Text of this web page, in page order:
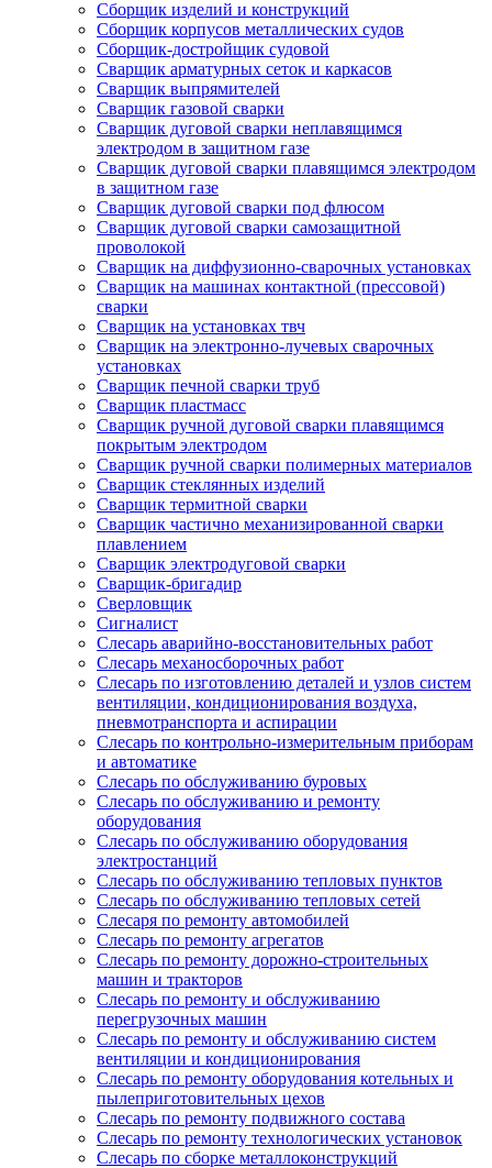
Сборщик изделий и конструкций
Сборщик корпусов металлических судов
Сборщик-достройщик судовой
Сварщик арматурных сеток и каркасов
Сварщик выпрямителей
Сварщик газовой сварки
Сварщик дуговой сварки неплавящимся
электродом в защитном газе
Сварщик дуговой сварки плавящимся электродом
в защитном газе
Сварщик дуговой сварки под флюсом
Сварщик дуговой сварки самозащитной
проволокой
Сварщик на диффузионно-сварочных установках
Сварщик на машинах контактной (прессовой)
сварки
Сварщик на установках твч
Сварщик на электронно-лучевых сварочных
установках
Сварщик печной сварки труб
Сварщик пластмасс
Сварщик ручной дуговой сварки плавящимся
покрытым электродом
Сварщик ручной сварки полимерных материалов
Сварщик стеклянных изделий
Сварщик термитной сварки
Сварщик частично механизированной сварки
плавлением
Сварщик электродуговой сварки
Сварщик-бригадир
Сверловщик
Сигналист
Слесарь аварийно-восстановительных работ
Слесарь механосборочных работ
Слесарь по изготовлению деталей и узлов систем
вентиляции, кондиционирования воздуха,
пневмотранспорта и аспирации
Слесарь по контрольно-измерительным приборам
и автоматике
Слесарь по обслуживанию буровых
Слесарь по обслуживанию и ремонту
оборудования
Слесарь по обслуживанию оборудования
электростанций
Слесарь по обслуживанию тепловых пунктов
Слесарь по обслуживанию тепловых сетей
Слесаря по ремонту автомобилей
Слесарь по ремонту агрегатов
Слесарь по ремонту дорожно-строительных
машин и тракторов
Слесарь по ремонту и обслуживанию
перегрузочных машин
Слесарь по ремонту и обслуживанию систем
вентиляции и кондиционирования
Слесарь по ремонту оборудования котельных и
пылеприготовительных цехов
Слесарь по ремонту подвижного состава
Слесарь по ремонту технологических установок
Слесарь по сборке металлоконструкций